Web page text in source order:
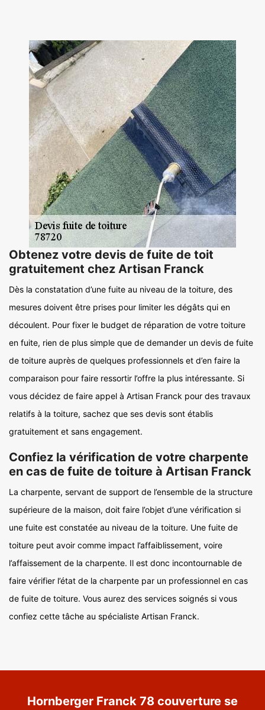
Obtenez votre devis de fuite de toit
gratuitement chez Artisan Franck
Dès la constatation d’une fuite au niveau de la toiture, des
mesures doivent être prises pour limiter les dégâts qui en
découlent. Pour fixer le budget de réparation de votre toiture
en fuite, rien de plus simple que de demander un devis de fuite
de toiture auprès de quelques professionnels et d’en faire la
comparaison pour faire ressortir l’offre la plus intéressante. Si
vous décidez de faire appel à Artisan Franck pour des travaux
relatifs à la toiture, sachez que ses devis sont établis
gratuitement et sans engagement.
Confiez la vérification de votre charpente
en cas de fuite de toiture à Artisan Franck
La charpente, servant de support de l’ensemble de la structure
supérieure de la maison, doit faire l’objet d’une vérification si
une fuite est constatée au niveau de la toiture. Une fuite de
toiture peut avoir comme impact l’affaiblissement, voire
l’affaissement de la charpente. Il est donc incontournable de
faire vérifier l’état de la charpente par un professionnel en cas
de fuite de toiture. Vous aurez des services soignés si vous
confiez cette tâche au spécialiste Artisan Franck.
Hornberger Franck 78 couverture se